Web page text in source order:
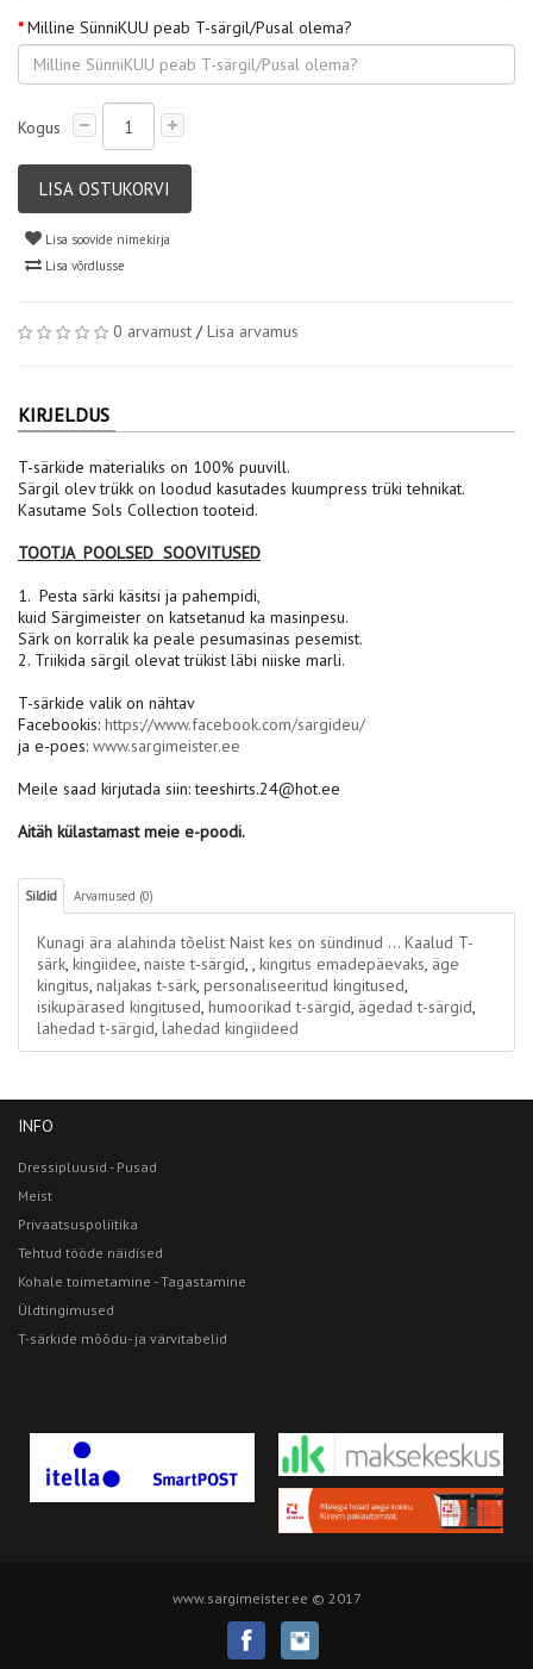
Milline SünniKUU peab T-särgil/Pusal olema?
Kogus
LISA OSTUKORVI
Lisa soovide nimekirja
Lisa võrdlusse
0 arvamust /Lisa arvamus
KIRJELDUS
T-särkide materialiks on 100% puuvill.
Särgil olev trükk on loodud kasutades kuumpress trüki tehnikat.
Kasutame Sols Collection tooteid.
TOOTJA POOLSED SOOVITUSED
1. Pesta särki käsitsi ja pahempidi,
kuid Särgimeister on katsetanud ka masinpesu.
Särk on korralik ka peale pesumasinas pesemist.
2. Triikida särgil olevat trükist läbi niiske marli.
T-särkide valik on nähtav
Facebookis: https://www.facebook.com/sargideu/
ja e-poes: www.sargimeister.ee
Meile saad kirjutada siin: teeshirts.24@hot.ee
Aitäh külastamast meie e-poodi.
Sildid Arvamused (0)
Kunagi ära alahinda tõelist Naist kes on sündinud ... Kaalud T-
särk, kingiidee, naiste t-särgid, , kingitus emadepäevaks, äge
kingitus, naljakas t-särk, personaliseeritud kingitused,
isikupärased kingitused, humoorikad t-särgid, ägedad t-särgid,
lahedad t-särgid, lahedad kingiideed
INFO
Dressipluusid - Pusad
Meist
Privaatsuspoliitika
Tehtud tööde näidised
Kohale toimetamine - Tagastamine
Üldtingimused
T-särkide mõõdu- ja värvitabelid
www.sargimeister.ee © 2017